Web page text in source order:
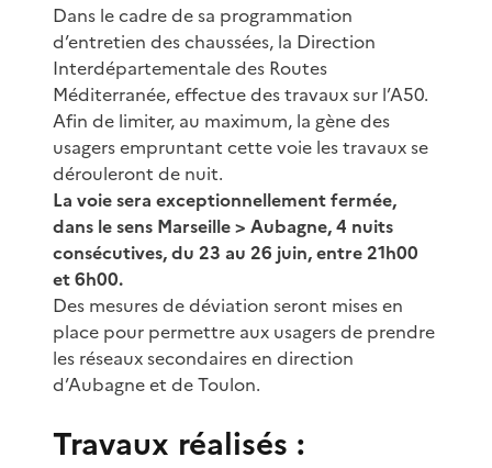
Dans le cadre de sa programmation
d’entretien des chaussées, la Direction
Interdépartementale des Routes
Méditerranée, effectue des travaux sur l’A50.
Afin de limiter, au maximum, la gène des
usagers empruntant cette voie les travaux se
dérouleront de nuit.
La voie sera exceptionnellement fermée,
dans le sens Marseille > Aubagne, 4 nuits
consécutives, du 23 au 26 juin, entre 21h00
et 6h00.
Des mesures de déviation seront mises en
place pour permettre aux usagers de prendre
les réseaux secondaires en direction
d’Aubagne et de Toulon.
Travaux réalisés :